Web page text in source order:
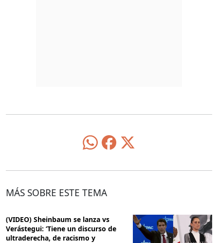
MÁS SOBRE ESTE TEMA
(VIDEO) Sheinbaum se lanza vs
Verástegui: ‘Tiene un discurso de
ultraderecha, de racismo y